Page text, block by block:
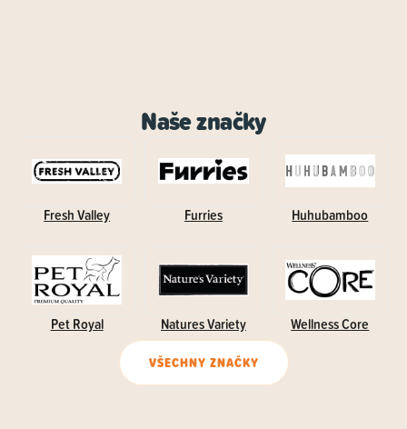
Naše značky
Fresh Valley Furries Huhubamboo
Pet Royal Natures Variety Wellness Core
VŠECHNY ZNAČKY